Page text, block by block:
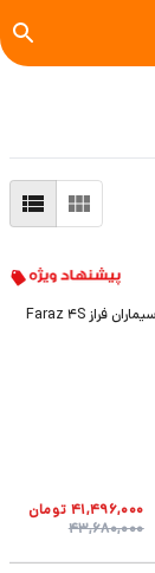
جک درب پارکینگ سیماران فراز Faraz 4S
41,496,000 تومان
43,680,000